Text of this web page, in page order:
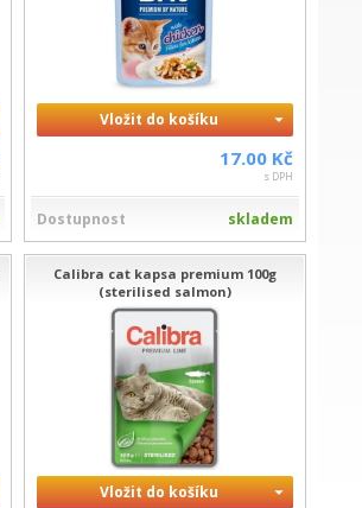
Vložit do košíku
17.00 Kč
s DPH
Dostupnost skladem
Calibra cat kapsa premium 100g
(sterilised salmon)
Vložit do košíku